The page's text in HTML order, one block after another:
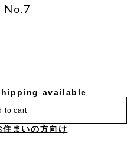
available
to cart
住まいの方向け